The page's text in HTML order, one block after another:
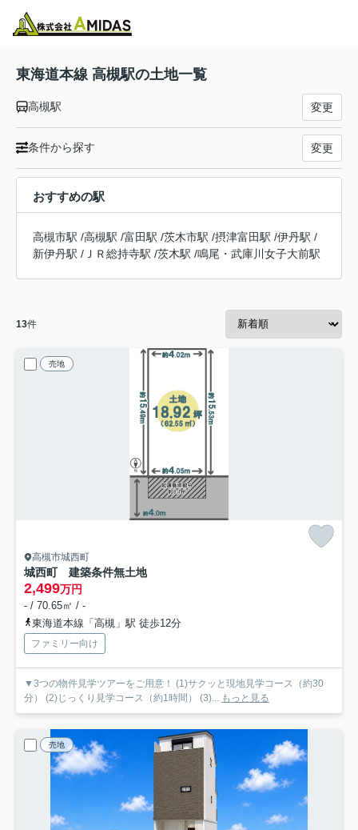
東海道本線 高槻駅の土地一覧
高槻駅 変更
条件から探す 変更
おすすめの駅
高槻市駅 /高槻駅 /富田駅 /茨木市駅 /摂津富田駅 /伊丹駅 /
新伊丹駅 / ＪＲ総持寺駅 /茨木駅 /鳴尾・武庫川女子大前駅
13件
売地
高槻市城西町
城西町 建築条件無土地
2,499万円
- / 70.65㎡ / -
東海道本線「高槻」駅 徒歩12分
ファミリー向け
▼3つの物件見学ツアーをご用意！ (1)サクッと現地見学コース（約30
分） (2)じっくり見学コース（約1時間） (3)...
もっと見る
売地